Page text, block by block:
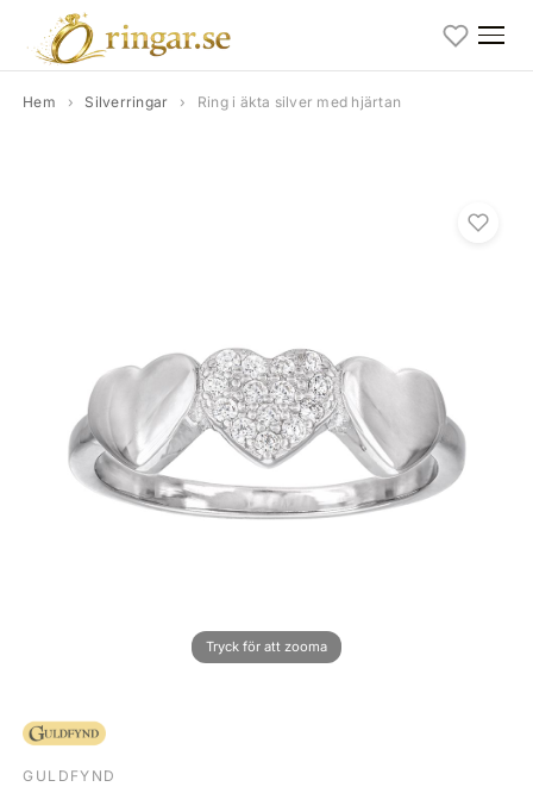
Hem › Silverringar › Ring i äkta silver med hjärtan
GULDFYND